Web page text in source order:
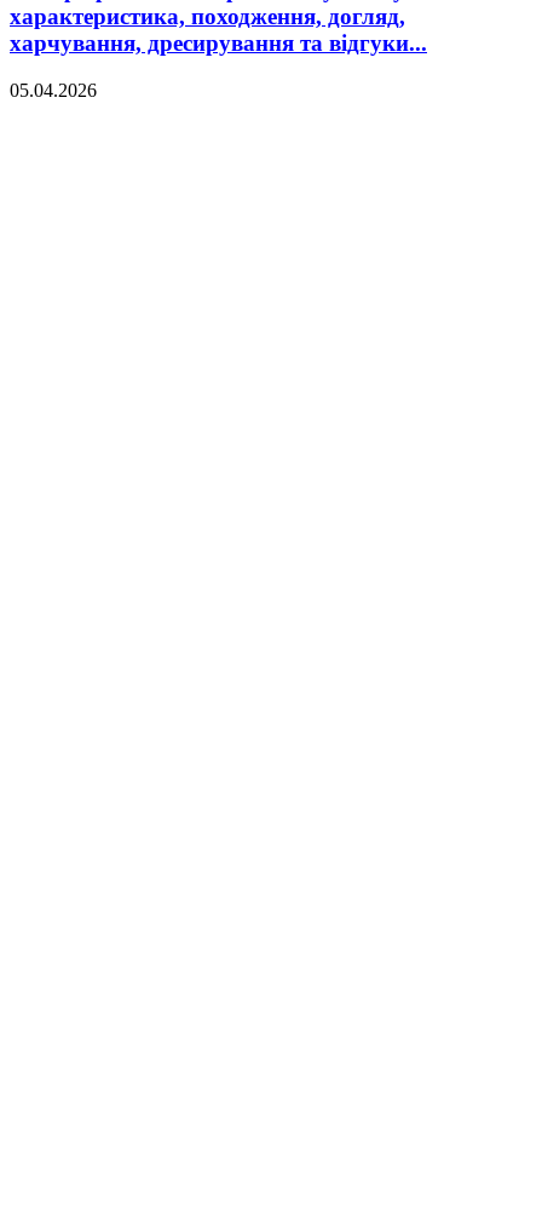
характеристика, походження, догляд,
харчування, дресирування та відгуки...
05.04.2026